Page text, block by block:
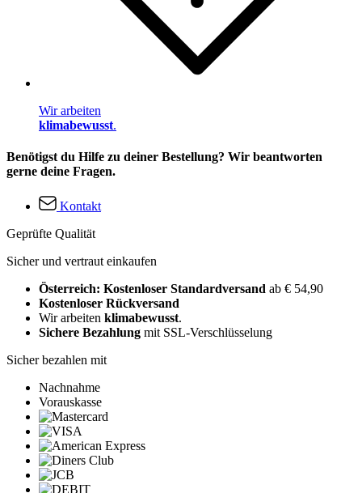
Wir arbeiten
klimabewusst.
Benötigst du Hilfe zu deiner Bestellung? Wir beantworten
gerne deine Fragen.
Kontakt
Geprüfte Qualität
Sicher und vertraut einkaufen
Österreich: Kostenloser Standardversand ab € 54,90
Kostenloser Rückversand
Wir arbeiten klimabewusst.
Sichere Bezahlung mit SSL-Verschlüsselung
Sicher bezahlen mit
Nachnahme
Vorauskasse